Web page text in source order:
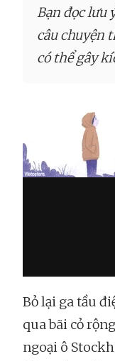
Bạn đọc lưu
câu chuyện
có thể gây
Bỏ lại ga tầu
qua bãi cỏ
ngoại ô